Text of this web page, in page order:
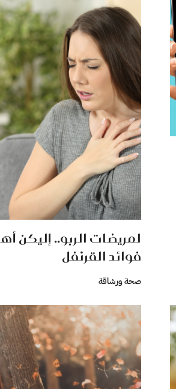
لمريضات الربو.. إليكن
فوائد القرنفل
صحة ورشاقة